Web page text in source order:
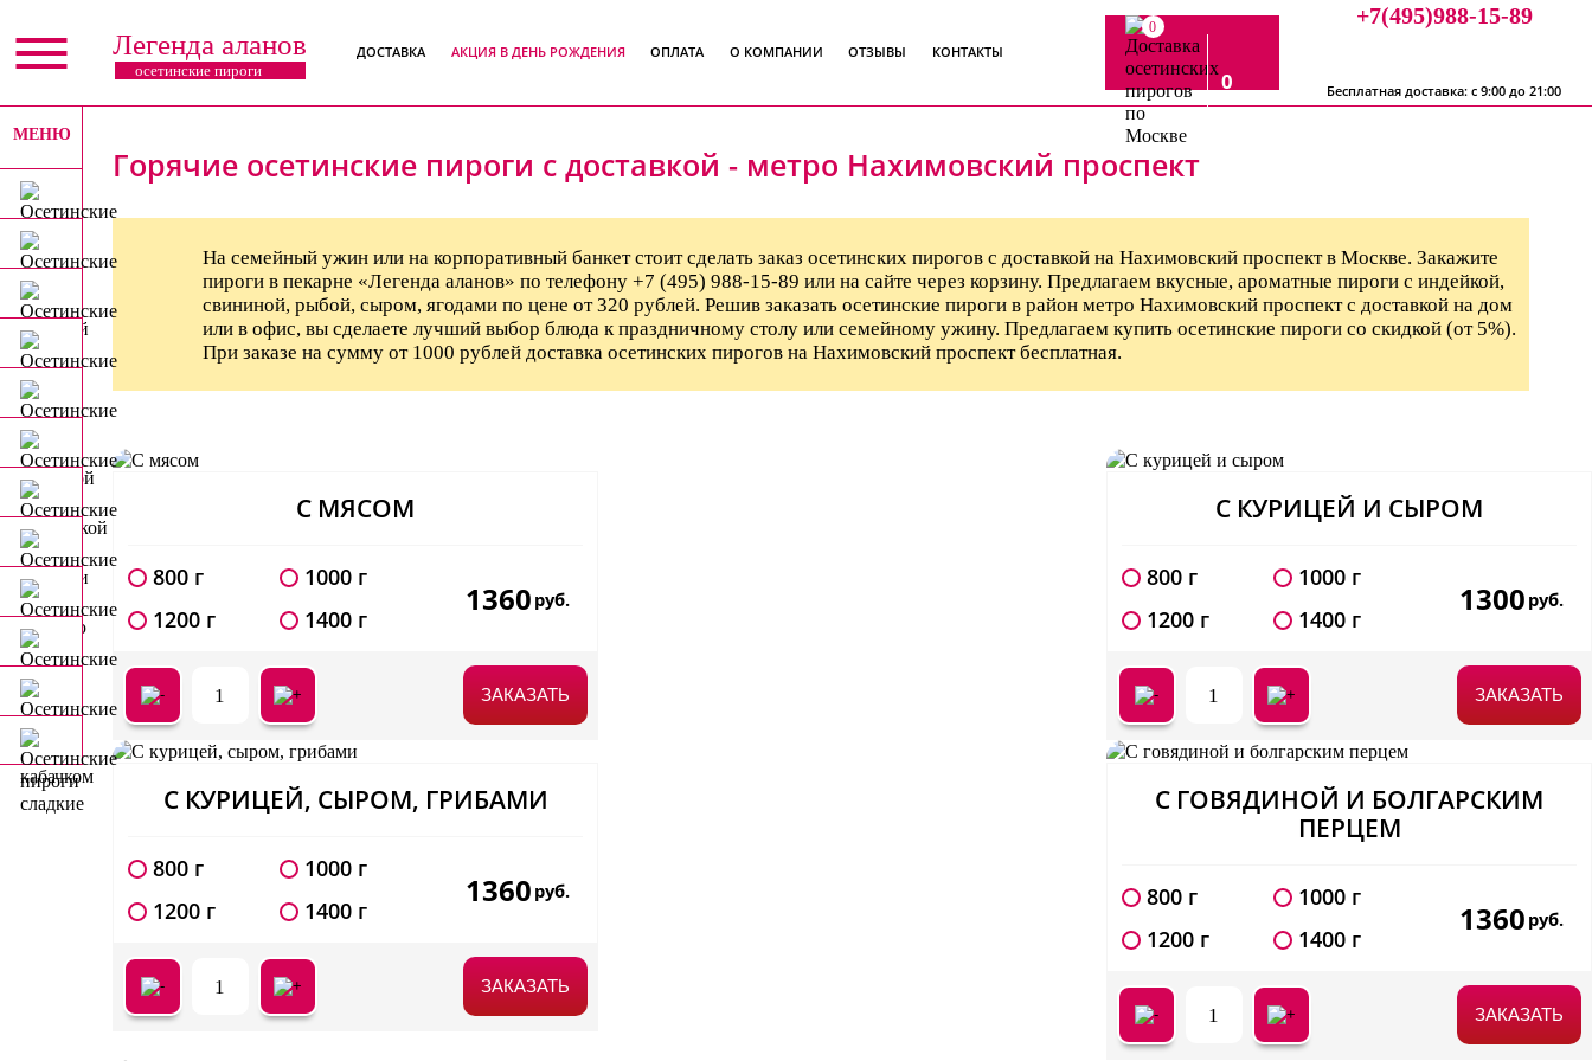
Легенда аланов
осетинские пироги
ДОСТАВКА АКЦИЯ В ДЕНЬ РОЖДЕНИЯ ОПЛАТА О КОМПАНИИ ОТЗЫВЫ КОНТАКТЫ
0
0
+7(495)988-15-89
Бесплатная доставка: с 9:00 до 21:00
МЕНЮ
X
Горячие осетинские пироги с доставкой - метро Нахимовский проспект
На семейный ужин или на корпоративный банкет стоит сделать заказ осетинских пирогов с доставкой на Нахимовский проспект в Москве. Закажите
пироги в пекарне «Легенда аланов» по телефону +7 (495) 988-15-89 или на сайте через корзину. Предлагаем вкусные, ароматные пироги с индейкой,
свининой, рыбой, сыром, ягодами по цене от 320 рублей. Решив заказать осетинские пироги в район метро Нахимовский проспект с доставкой на дом
или в офис, вы сделаете лучший выбор блюда к праздничному столу или семейному ужину. Предлагаем купить осетинские пироги со скидкой (от 5%).
При заказе на сумму от 1000 рублей доставка осетинских пирогов на Нахимовский проспект бесплатная.
С МЯСОМ
800 г
1000 г
1200 г
1400 г
1360 руб.
1 ЗАКАЗАТЬ
С КУРИЦЕЙ И СЫРОМ
800 г
1000 г
1200 г
1400 г
1300 руб.
1 ЗАКАЗАТЬ
С КУРИЦЕЙ, СЫРОМ, ГРИБАМИ
800 г
1000 г
1200 г
1400 г
1360 руб.
1 ЗАКАЗАТЬ
С ГОВЯДИНОЙ И БОЛГАРСКИМ
ПЕРЦЕМ
800 г
1000 г
1200 г
1400 г
1360 руб.
1 ЗАКАЗАТЬ